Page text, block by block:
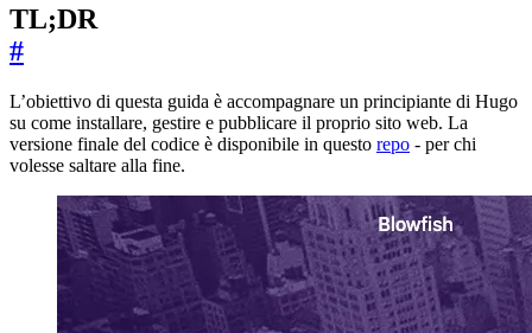
TL;DR
#
L’obiettivo di questa guida è accompagnare un principiante di Hugo
su come installare, gestire e pubblicare il proprio sito web. La
versione finale del codice è disponibile in questo repo - per chi
volesse saltare alla fine.